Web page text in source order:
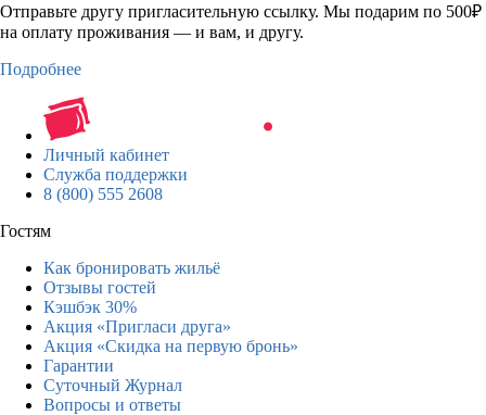
Отправьте другу пригласительную ссылку. Мы подарим по 500₽
на оплату проживания — и вам, и другу.
Подробнее
Личный кабинет
Служба поддержки
8 (800) 555 2608
Гостям
Как бронировать жильё
Отзывы гостей
Кэшбэк 30%
Акция «Пригласи друга»
Акция «Скидка на первую бронь»
Гарантии
Суточный Журнал
Вопросы и ответы